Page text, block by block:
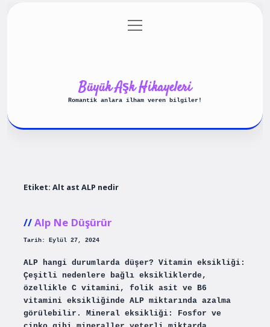
Gizlilik Politikası
menüyü
aç
Büyük Aşk Hikayeleri
Romantik anlara ilham veren bilgiler!
Etiket: Alt ast ALP nedir
Alp Ne Düşürür
Tarih: Eylül 27, 2024
ALP hangi durumlarda düşer? Vitamin eksikliği:
Çeşitli nedenlere bağlı eksikliklerde,
özellikle C vitamini, folik asit ve B6
vitamini eksikliğinde ALP miktarında azalma
görülebilir. Mineral eksikliği: Fosfor ve